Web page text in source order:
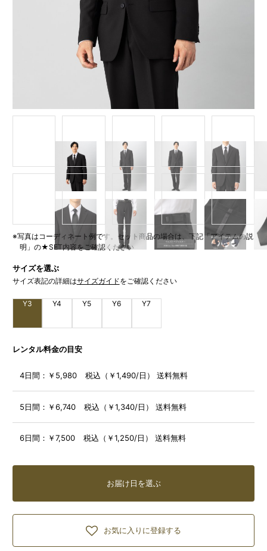
Item
※写真はコーディネート例です。セット商品の場合は、下記「アイテムの説
明」の★SET内容をご確認ください
サイズを選ぶ
サイズ表記の詳細はサイズガイドをご確認ください
Y3 Y4 Y5 Y6 Y7
レンタル料金の目安
4日間： ￥5,980 税込（￥1,490/日） 送料無料
5日間： ￥6,740 税込（￥1,340/日） 送料無料
6日間： ￥7,500 税込（￥1,250/日） 送料無料
お届け日を選ぶ
お気に入りに登録する